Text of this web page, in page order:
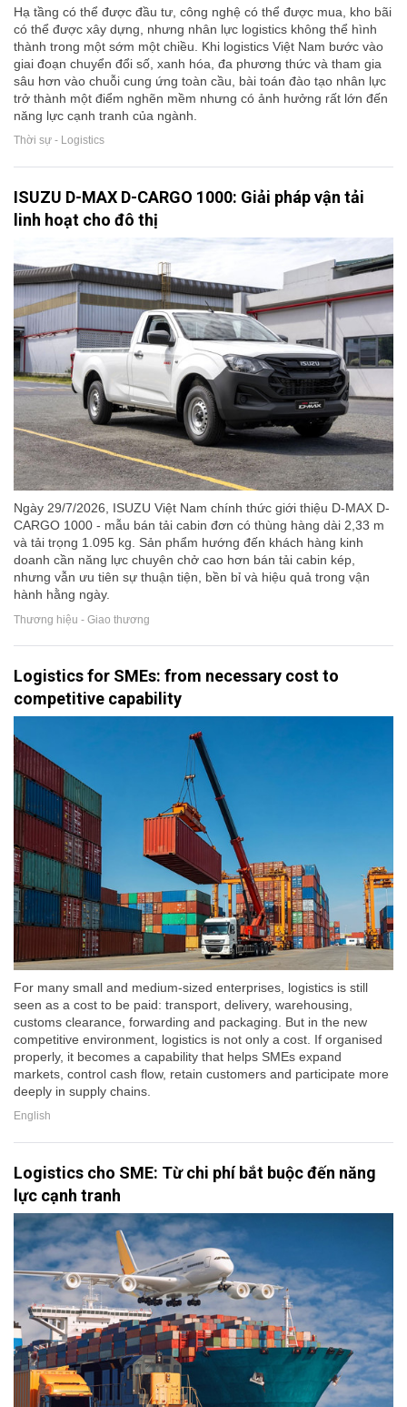
Hạ tầng có thể được đầu tư, công nghệ có thể được mua, kho bãi
có thể được xây dựng, nhưng nhân lực logistics không thể hình
thành trong một sớm một chiều. Khi logistics Việt Nam bước vào
giai đoạn chuyển đổi số, xanh hóa, đa phương thức và tham gia
sâu hơn vào chuỗi cung ứng toàn cầu, bài toán đào tạo nhân lực
trở thành một điểm nghẽn mềm nhưng có ảnh hưởng rất lớn đến
năng lực cạnh tranh của ngành.
Thời sự - Logistics
ISUZU D-MAX D-CARGO 1000: Giải pháp vận tải
linh hoạt cho đô thị
Ngày 29/7/2026, ISUZU Việt Nam chính thức giới thiệu D-MAX D-
CARGO 1000 - mẫu bán tải cabin đơn có thùng hàng dài 2,33 m
và tải trọng 1.095 kg. Sản phẩm hướng đến khách hàng kinh
doanh cần năng lực chuyên chở cao hơn bán tải cabin kép,
nhưng vẫn ưu tiên sự thuận tiện, bền bỉ và hiệu quả trong vận
hành hằng ngày.
Thương hiệu - Giao thương
Logistics for SMEs: from necessary cost to
competitive capability
For many small and medium-sized enterprises, logistics is still
seen as a cost to be paid: transport, delivery, warehousing,
customs clearance, forwarding and packaging. But in the new
competitive environment, logistics is not only a cost. If organised
properly, it becomes a capability that helps SMEs expand
markets, control cash flow, retain customers and participate more
deeply in supply chains.
English
Logistics cho SME: Từ chi phí bắt buộc đến năng
lực cạnh tranh